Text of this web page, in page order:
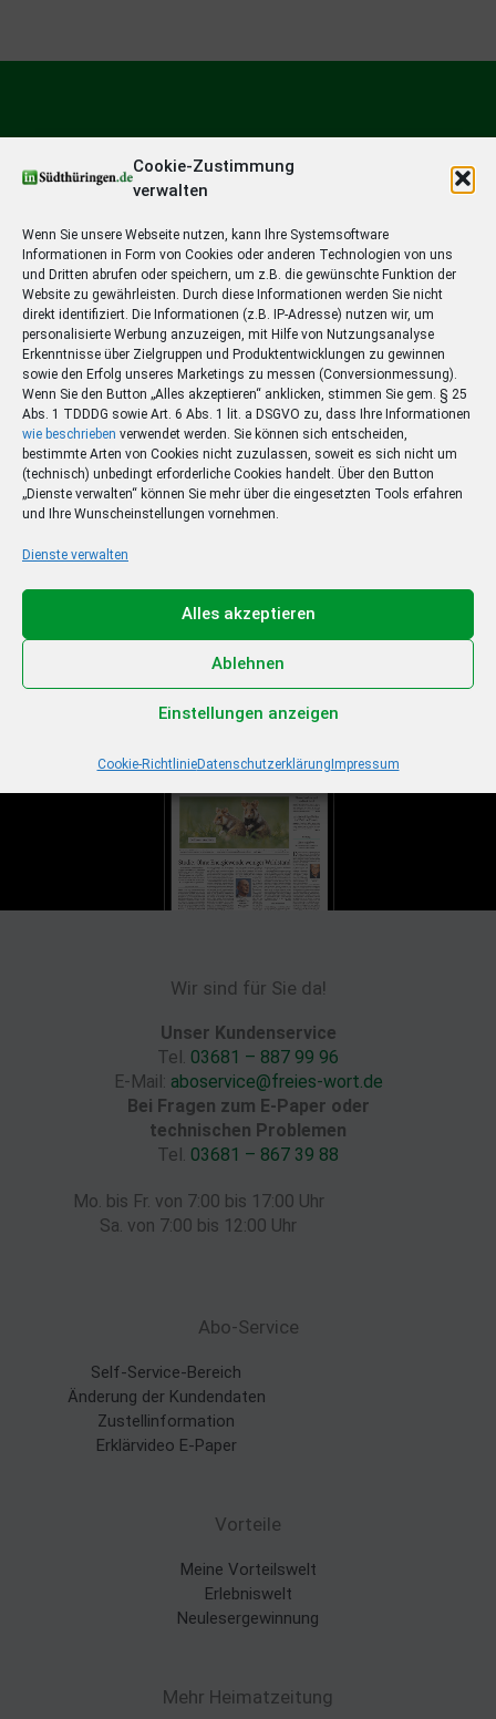
Cookie-Zustimmung
verwalten
Wenn Sie unsere Webseite nutzen, kann Ihre Systemsoftware
Informationen in Form von Cookies oder anderen Technologien von uns
und Dritten abrufen oder speichern, um z.B. die gewünschte Funktion der
Website zu gewährleisten. Durch diese Informationen werden Sie nicht
direkt identifiziert. Die Informationen (z.B. IP-Adresse) nutzen wir, um
personalisierte Werbung anzuzeigen, mit Hilfe von Nutzungsanalyse
Erkenntnisse über Zielgruppen und Produktentwicklungen zu gewinnen
sowie den Erfolg unseres Marketings zu messen (Conversionmessung).
Wenn Sie den Button „Alles akzeptieren“ anklicken, stimmen Sie gem. § 25
Abs. 1 TDDDG sowie Art. 6 Abs. 1 lit. a DSGVO zu, dass Ihre Informationen
wie beschrieben verwendet werden. Sie können sich entscheiden,
bestimmte Arten von Cookies nicht zuzulassen, soweit es sich nicht um
(technisch) unbedingt erforderliche Cookies handelt. Über den Button
„Dienste verwalten“ können Sie mehr über die eingesetzten Tools erfahren
und Ihre Wunscheinstellungen vornehmen.
Dienste verwalten
Alles akzeptieren
Ablehnen
Einstellungen anzeigen
Cookie-RichtlinieDatenschutzerklärungImpressum
Ihr Sommer – Ihr Abo –
Ihr Gewinn
Jetzt zum Sonderpreis lesen und eine 3-tägige
Sommerreise gewinnen!
Zum Deal
Wir sind für Sie da!
Unser Kundenservice
Tel. 03681 – 887 99 96
E-Mail: aboservice@freies-wort.de
Bei Fragen zum E-Paper oder
technischen Problemen
Tel. 03681 – 867 39 88
Mo. bis Fr. von 7:00 bis 17:00 Uhr
Sa. von 7:00 bis 12:00 Uhr
Abo-Service
Self-Service-Bereich
Änderung der Kundendaten
Zustellinformation
Erklärvideo E-Paper
Vorteile
Meine Vorteilswelt
Erlebniswelt
Neulesergewinnung
Mehr Heimatzeitung